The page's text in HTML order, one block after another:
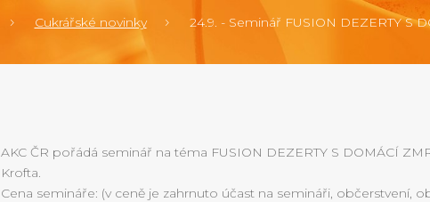
Cukrářské novinky 24.9. - Seminář FUSION DEZERTY S
AKC ČR pořádá seminář na téma FUSION DEZERTY S DOMÁCÍ
Krofta.
Cena semináře: (v ceně je zahrnuto účast na semináři, občerstvení,